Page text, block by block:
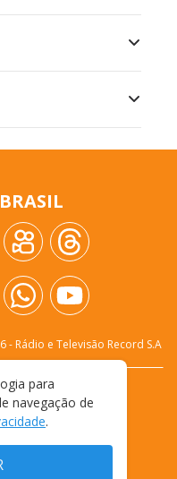
- Rádio e Televisão Record S.A
PRIVACIDADE
DE USO
para
navegação de
.